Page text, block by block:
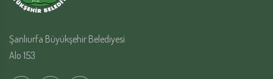
Şanlıurfa Büyükşehir Belediyesi
Alo 153